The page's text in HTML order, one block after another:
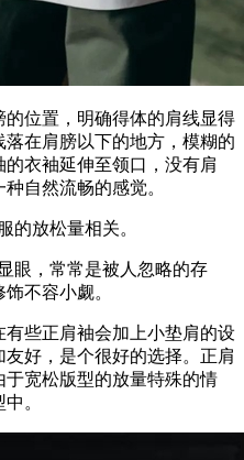
位置，明确得体的肩线显得
在肩膀以下的地方，模糊的
衣袖延伸至领口，没有肩
自然流畅的感觉。
放松量相关。
，常常是被人忽略的存
不容小觑。
些正肩袖会加上小垫肩的设
好，是个很好的选择。正肩
宽松版型的放量特殊的情
。